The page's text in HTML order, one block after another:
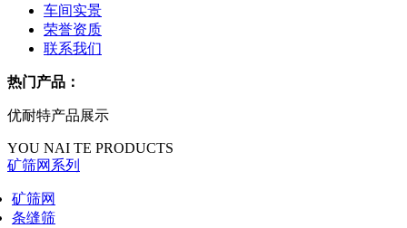
车间实景
荣誉资质
联系我们
热门产品：
优耐特产品展示
YOU NAI TE PRODUCTS
矿筛网系列
矿筛网
条缝筛